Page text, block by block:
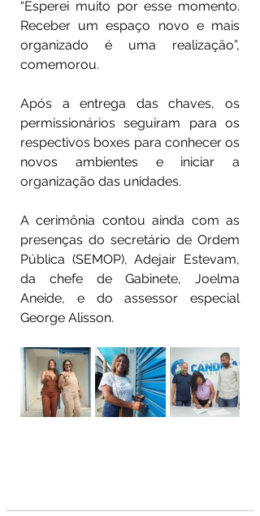
“Esperei muito por esse momento.
Receber um espaço novo e mais
organizado é uma realização”,
comemorou.
Após a entrega das chaves, os
permissionários seguiram para os
respectivos boxes para conhecer os
novos ambientes e iniciar a
organização das unidades.
A cerimônia contou ainda com as
presenças do secretário de Ordem
Pública (SEMOP), Adejair Estevam,
da chefe de Gabinete, Joelma
Aneide, e do assessor especial
George Alisson.